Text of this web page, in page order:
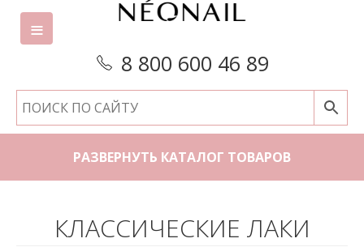
8 800 600 46 89
РАЗВЕРНУТЬ КАТАЛОГ ТОВАРОВ
КЛАССИЧЕСКИЕ ЛАКИ